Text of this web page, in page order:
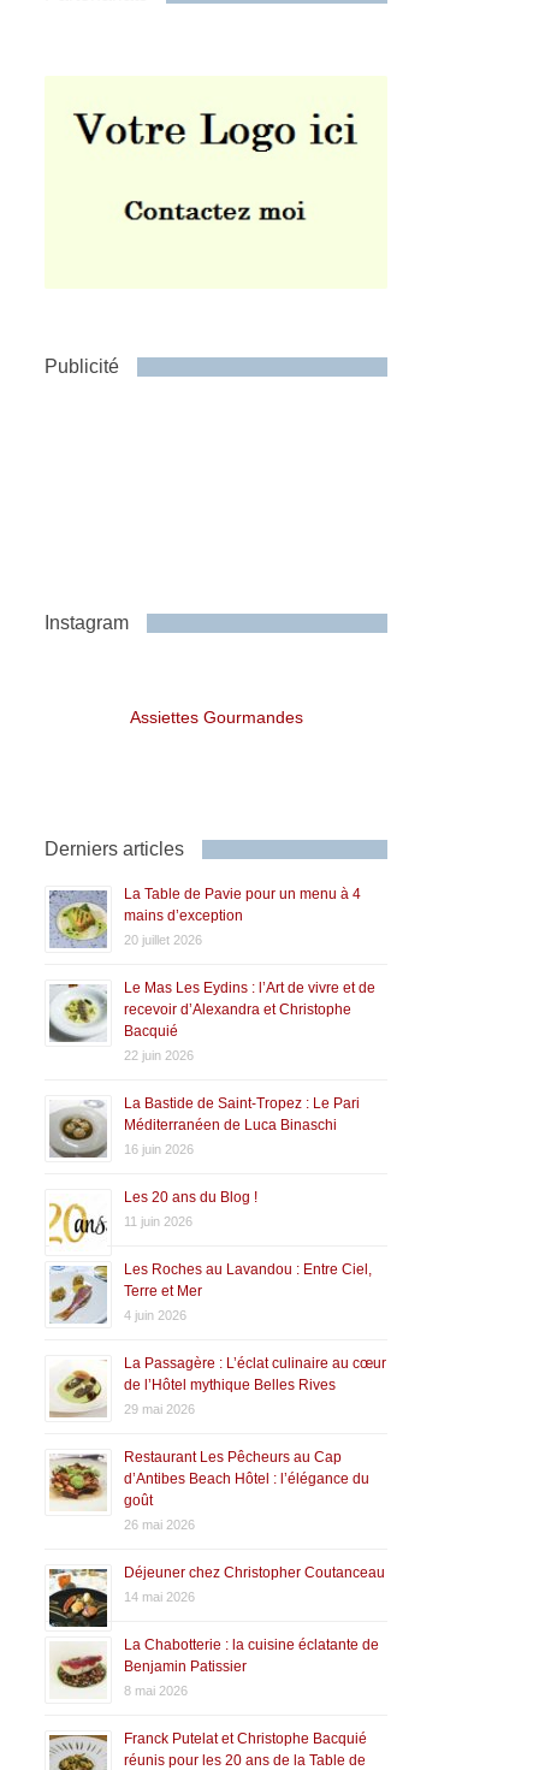
Publicité
Instagram
Assiettes Gourmandes
Derniers articles
La Table de Pavie pour un menu à 4
mains d’exception
20 juillet 2026
Le Mas Les Eydins : l’Art de vivre et de
recevoir d’Alexandra et Christophe
Bacquié
22 juin 2026
La Bastide de Saint-Tropez : Le Pari
Méditerranéen de Luca Binaschi
16 juin 2026
Les 20 ans du Blog !
11 juin 2026
Les Roches au Lavandou : Entre Ciel,
Terre et Mer
4 juin 2026
La Passagère : L’éclat culinaire au cœur
de l’Hôtel mythique Belles Rives
29 mai 2026
Restaurant Les Pêcheurs au Cap
d’Antibes Beach Hôtel : l’élégance du
goût
26 mai 2026
Déjeuner chez Christopher Coutanceau
14 mai 2026
La Chabotterie : la cuisine éclatante de
Benjamin Patissier
8 mai 2026
Franck Putelat et Christophe Bacquié
réunis pour les 20 ans de la Table de